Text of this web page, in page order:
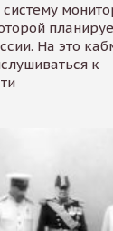
На это
к